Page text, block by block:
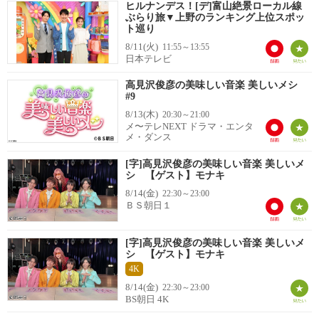
ヒルナンデス！[デ]富山絶景ローカル線
ぶらり旅▼上野のランキング上位スポッ
ト巡り
8/11(火) 11:55～13:55
日本テレビ
高見沢俊彦の美味しい音楽 美しいメシ
#9
8/13(木) 20:30～21:00
メ〜テレNEXT ドラマ・エンタ
メ・ダンス
[字]高見沢俊彦の美味しい音楽 美しいメ
シ 【ゲスト】モナキ
8/14(金) 22:30～23:00
ＢＳ朝日１
[字]高見沢俊彦の美味しい音楽 美しいメ
シ 【ゲスト】モナキ
4K
8/14(金) 22:30～23:00
BS朝日 4K